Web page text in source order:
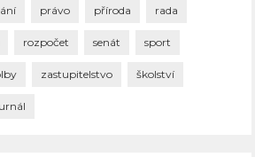
právo příroda rada
rozpočet senát sport
zastupitelstvo školství